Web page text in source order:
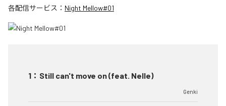
各配信サービス： Night Mellow#01
1 ： Still can't move on (feat. Nelle)
Genki